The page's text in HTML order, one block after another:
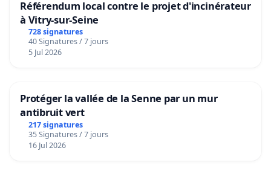
Référendum local contre le projet d'incinérateur
à Vitry-sur-Seine
728 signatures
40 Signatures / 7 jours
5 Jul 2026
Protéger la vallée de la Senne par un mur
antibruit vert
217 signatures
35 Signatures / 7 jours
16 Jul 2026